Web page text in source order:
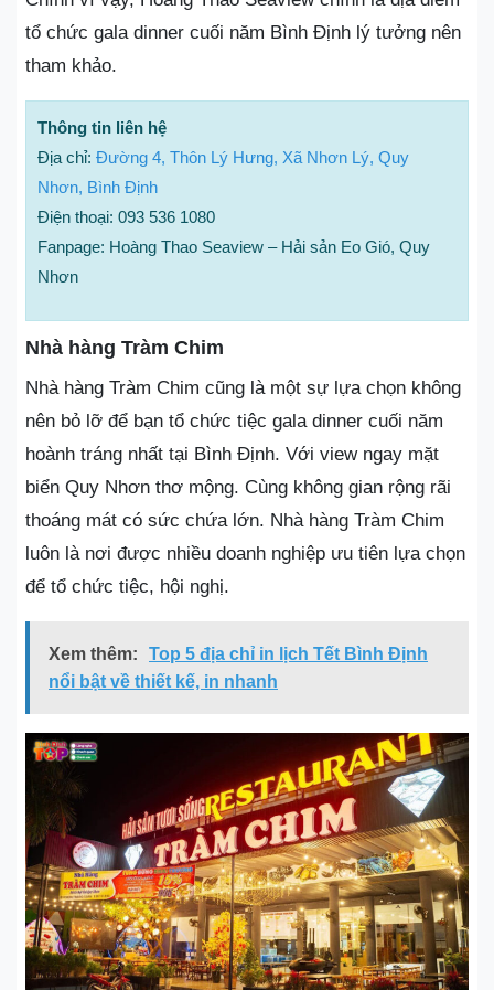
tổ chức gala dinner cuối năm Bình Định lý tưởng nên
tham khảo.
Thông tin liên hệ
Địa chỉ: Đường 4, Thôn Lý Hưng, Xã Nhơn Lý, Quy
Nhơn, Bình Định
Điện thoại: 093 536 1080
Fanpage: Hoàng Thao Seaview – Hải sản Eo Gió, Quy
Nhơn
Nhà hàng Tràm Chim
Nhà hàng Tràm Chim cũng là một sự lựa chọn không
nên bỏ lỡ để bạn tổ chức tiệc gala dinner cuối năm
hoành tráng nhất tại Bình Định. Với view ngay mặt
biển Quy Nhơn thơ mộng. Cùng không gian rộng rãi
thoáng mát có sức chứa lớn. Nhà hàng Tràm Chim
luôn là nơi được nhiều doanh nghiệp ưu tiên lựa chọn
để tổ chức tiệc, hội nghị.
Xem thêm:
Top 5 địa chỉ in lịch Tết Bình Định
nổi bật về thiết kế, in nhanh